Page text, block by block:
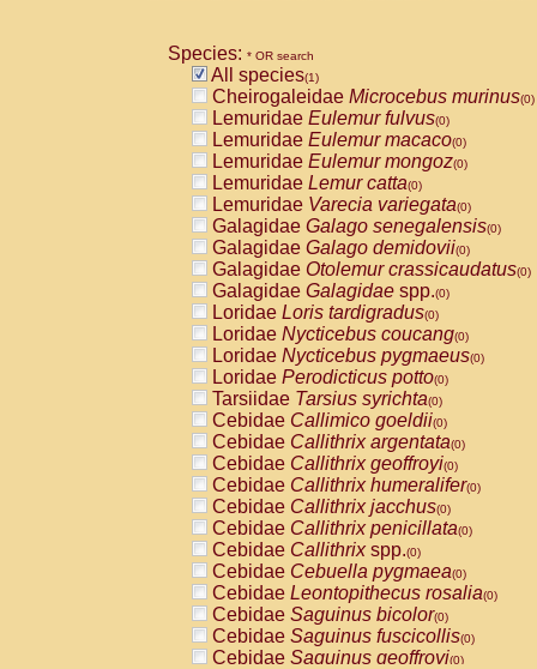
Species: * OR search
All species(1)
Cheirogaleidae Microcebus murinus(0)
Lemuridae Eulemur fulvus(0)
Lemuridae Eulemur macaco(0)
Lemuridae Eulemur mongoz(0)
Lemuridae Lemur catta(0)
Lemuridae Varecia variegata(0)
Galagidae Galago senegalensis(0)
Galagidae Galago demidovii(0)
Galagidae Otolemur crassicaudatus(0)
Galagidae Galagidae spp.(0)
Loridae Loris tardigradus(0)
Loridae Nycticebus coucang(0)
Loridae Nycticebus pygmaeus(0)
Loridae Perodicticus potto(0)
Tarsiidae Tarsius syrichta(0)
Cebidae Callimico goeldii(0)
Cebidae Callithrix argentata(0)
Cebidae Callithrix geoffroyi(0)
Cebidae Callithrix humeralifer(0)
Cebidae Callithrix jacchus(0)
Cebidae Callithrix penicillata(0)
Cebidae Callithrixspp.(0)
Cebidae Cebuella pygmaea(0)
Cebidae Leontopithecus rosalia(0)
Cebidae Saguinus bicolor(0)
Cebidae Saguinus fuscicollis(0)
Cebidae Saguinus geoffroyi(0)